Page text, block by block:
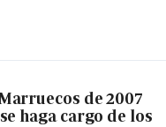
de 2007
haga cargo de los